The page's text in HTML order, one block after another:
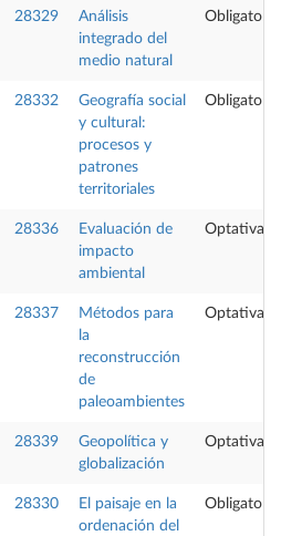
28329
Análisis
integrado del
medio natural
Obligatoria
28332
Geografía social
y cultural:
procesos y
patrones
territoriales
Obligatoria
28336
Evaluación de
impacto
ambiental
Optativa
28337
Métodos para
la
reconstrucción
de
paleoambientes
Optativa
28339
Geopolítica y
globalización
Optativa
28330
El paisaje en la
ordenación del
Obligatoria